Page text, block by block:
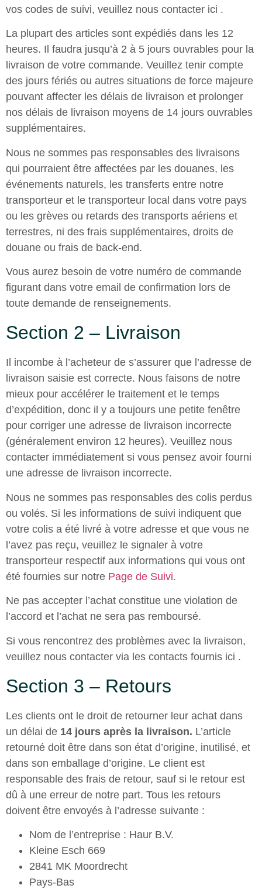
vos codes de suivi, veuillez nous contacter ici .
La plupart des articles sont expédiés dans les 12
heures. Il faudra jusqu’à 2 à 5 jours ouvrables pour la
livraison de votre commande. Veuillez tenir compte
des jours fériés ou autres situations de force majeure
pouvant affecter les délais de livraison et prolonger
nos délais de livraison moyens de 14 jours ouvrables
supplémentaires.
Nous ne sommes pas responsables des livraisons
qui pourraient être affectées par les douanes, les
événements naturels, les transferts entre notre
transporteur et le transporteur local dans votre pays
ou les grèves ou retards des transports aériens et
terrestres, ni des frais supplémentaires, droits de
douane ou frais de back-end.
Vous aurez besoin de votre numéro de commande
figurant dans votre email de confirmation lors de
toute demande de renseignements.
Section 2 – Livraison
Il incombe à l’acheteur de s’assurer que l’adresse de
livraison saisie est correcte. Nous faisons de notre
mieux pour accélérer le traitement et le temps
d’expédition, donc il y a toujours une petite fenêtre
pour corriger une adresse de livraison incorrecte
(généralement environ 12 heures). Veuillez nous
contacter immédiatement si vous pensez avoir fourni
une adresse de livraison incorrecte.
Nous ne sommes pas responsables des colis perdus
ou volés. Si les informations de suivi indiquent que
votre colis a été livré à votre adresse et que vous ne
l’avez pas reçu, veuillez le signaler à votre
transporteur respectif aux informations qui vous ont
été fournies sur notre Page de Suivi.
Ne pas accepter l’achat constitue une violation de
l’accord et l’achat ne sera pas remboursé.
Si vous rencontrez des problèmes avec la livraison,
veuillez nous contacter via les contacts fournis ici .
Section 3 – Retours
Les clients ont le droit de retourner leur achat dans
un délai de 14 jours après la livraison. L’article
retourné doit être dans son état d’origine, inutilisé, et
dans son emballage d’origine. Le client est
responsable des frais de retour, sauf si le retour est
dû à une erreur de notre part. Tous les retours
doivent être envoyés à l’adresse suivante :
Nom de l’entreprise : Haur B.V.
Kleine Esch 669
2841 MK Moordrecht
Pays-Bas